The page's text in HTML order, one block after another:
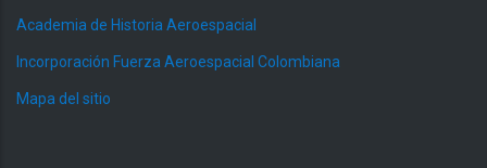
Academia de Historia Aeroespacial
Incorporación Fuerza Aeroespacial Colombiana
Mapa del sitio